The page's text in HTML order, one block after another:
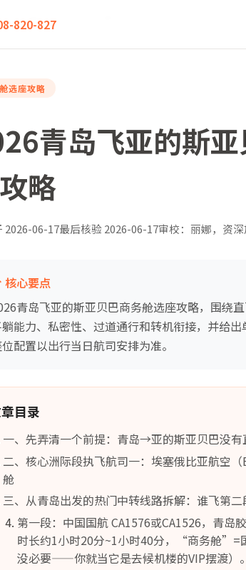
820-827
务舱座位舒适度全攻略
选座攻略
青岛飞亚的斯
略
2026-06-17最后核验2026-06-17审校：丽娜，资深
核心要点
青岛飞亚的斯亚贝巴商务舱选座攻略，围绕
能力、私密性、过道通行和转机衔接，并给
配置以出行当日航司安排为准。
目录
一、先弄清一个前提：青岛→亚的斯亚贝巴没
二、核心洲际段执飞航司一：埃塞俄比亚航空
舱
三、从青岛出发的热门中转线路拆解：谁飞第
第一段：中国国航 CA1576或CA1526，青岛
时长约1小时20分~1小时40分，“商务舱”=
没必要——你就当它是去候机楼的VIP摆渡）。